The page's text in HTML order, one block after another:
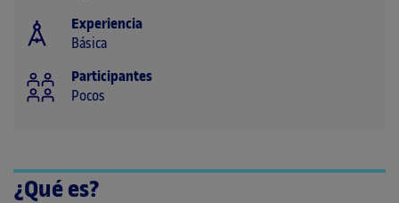
Experiencia
Básica
Participantes
Pocos
¿Qué es?